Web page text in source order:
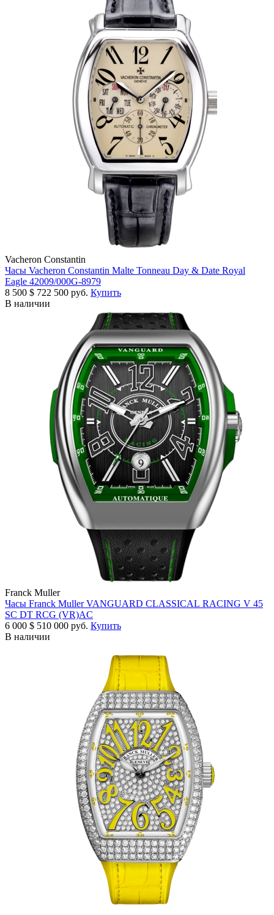
Vacheron Constantin
Часы Vacheron Constantin Malte Tonneau Day & Date Royal
Eagle 42009/000G-8979
8 500 $ 722 500 руб. Купить
В наличии
Franck Muller
Часы Franck Muller VANGUARD CLASSICAL RACING V 45
SC DT RCG (VR)AC
6 000 $ 510 000 руб. Купить
В наличии